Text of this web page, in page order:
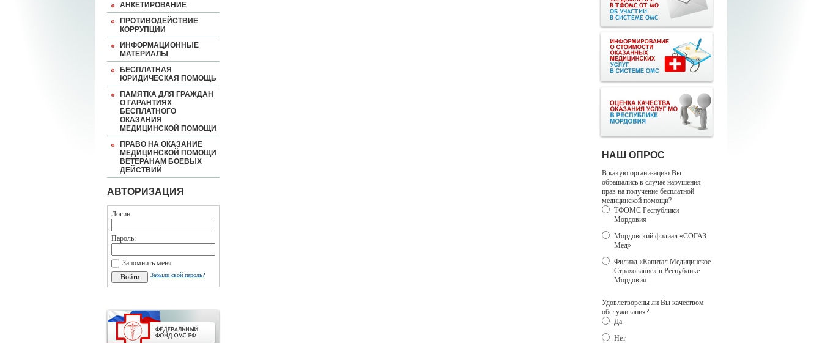
АНКЕТИРОВАНИЕ
ПРОТИВОДЕЙСТВИЕ
КОРРУПЦИИ
ИНФОРМАЦИОННЫЕ
МАТЕРИАЛЫ
БЕСПЛАТНАЯ
ЮРИДИЧЕСКАЯ ПОМОЩЬ
ПАМЯТКА ДЛЯ ГРАЖДАН
О ГАРАНТИЯХ
БЕСПЛАТНОГО
ОКАЗАНИЯ
МЕДИЦИНСКОЙ ПОМОЩИ
ПРАВО НА ОКАЗАНИЕ
МЕДИЦИНСКОЙ ПОМОЩИ
ВЕТЕРАНАМ БОЕВЫХ
ДЕЙСТВИЙ
АВТОРИЗАЦИЯ
Логин:
Пароль:
Запомнить меня
Забыли свой пароль?
НАШ ОПРОС
В какую организацию Вы
обращались в случае нарушения
прав на получение бесплатной
медицинской помощи?
ТФОМС Республики
Мордовия
Мордовский филиал «СОГАЗ-
Мед»
Филиал «Капитал Медицинское
Страхование» в Республике
Мордовия
Удовлетворены ли Вы качеством
обслуживания?
Да
Нет